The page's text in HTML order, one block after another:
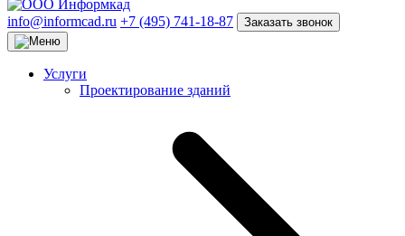
info@informcad.ru +7 (495) 741-18-87 Заказать звонок
Услуги
Проектирование зданий